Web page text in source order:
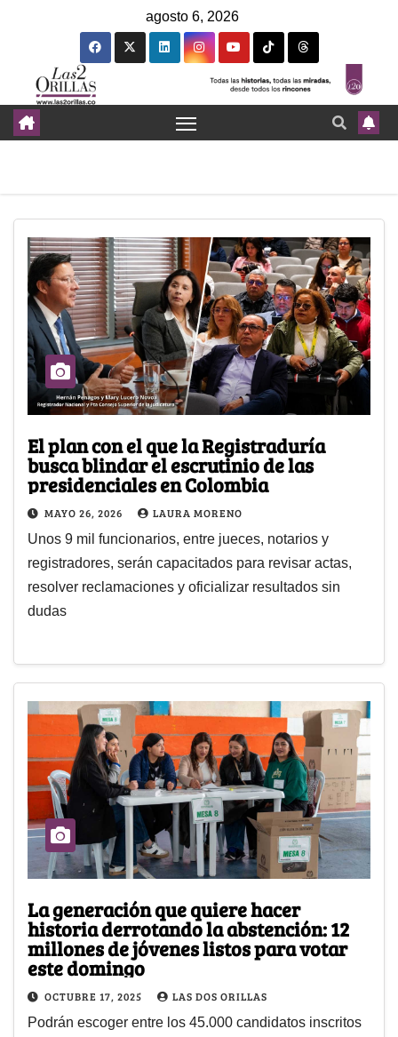
agosto 6, 2026
El plan con el que la Registraduría
busca blindar el escrutinio de las
presidenciales en Colombia
MAYO 26, 2026 LAURA MORENO
Unos 9 mil funcionarios, entre jueces, notarios y
registradores, serán capacitados para revisar actas,
resolver reclamaciones y oficializar resultados sin
dudas
La generación que quiere hacer
historia derrotando la abstención: 12
millones de jóvenes listos para votar
este domingo
OCTUBRE 17, 2025 LAS DOS ORILLAS
Podrán escoger entre los 45.000 candidatos inscritos